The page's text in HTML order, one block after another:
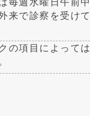
来で診察を受け
の項目によって